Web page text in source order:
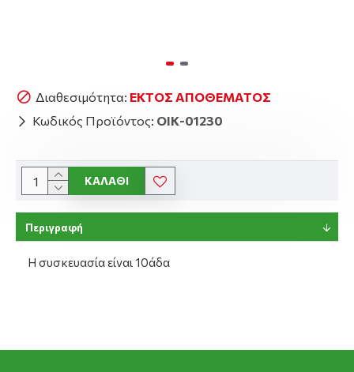
Διαθεσιμότητα: ΕΚΤΌΣ ΑΠΟΘΈΜΑΤΟΣ
Κωδικός Προϊόντος: ΟΙΚ-01230
ΚΑΛΆΘΙ
Περιγραφή
Η συσκευασία είναι 10άδα